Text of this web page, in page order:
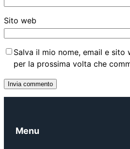
Sito web
Salva il mio nome, email e
per la prossima volta che
Menu